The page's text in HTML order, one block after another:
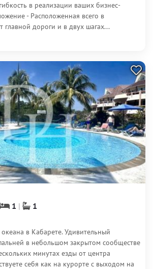
в реализации ваших бизнес-
- Расположенная всего в
главной дороги и в двух шагах...
1
1
в Кабарете. Удивительный
в небольшом закрытом сообществе
минутах езды от центра
себя как на курорте с выходом на